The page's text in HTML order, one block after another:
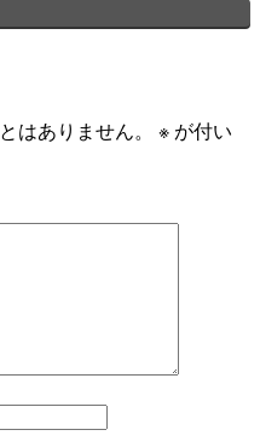
はありません。 ※ が付い